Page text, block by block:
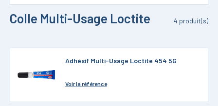
Colle Multi-Usage Loctite 4 produit(s)
Adhésif Multi-Usage Loctite 454 5G
Voirla référence